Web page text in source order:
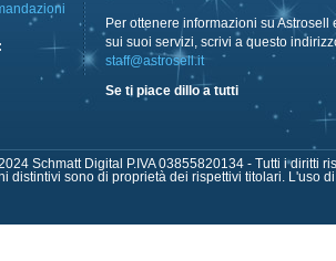
Per ottenere informazioni su Astrosell
sui suoi servizi, scrivi a questo
staff@astrosell.it
Se ti piace dillo a tutti
Schmatt Digital P.IVA 03855820134 - Tutti i diritti
distintivi sono di proprietà dei rispettivi titolari. L'uso